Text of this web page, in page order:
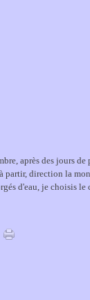
après des jours
partir, direction la
d'eau, je choisis